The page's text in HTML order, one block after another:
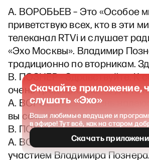
А. ВОРОБЬЕВ – Это «Особое
приветствую всех, кто в эти
телеканал RTVi и слушает
«Эхо Москвы». Владимир
традиционно по вторникам.
В. ПОЗНЕР - Здравствуйте. К
очень традиционно. То да, то
А. ВОРОБЬЕВ – Я очень
вы сами будете сидеть здесь…
В. ПОЗНЕР - Я надеюсь…
А. ВОРОБЬЕВ – И тогда будет
участием Владимира
Скачайте приложение,
слушать «Эхо»
Ваши любимые ведущие и
в эфире! Тут всё, как на старом
Скачать